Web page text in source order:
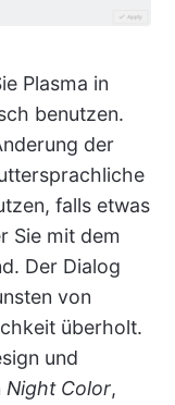
Plasma in
benutzen.
der
falls etwas
Sie mit dem
Der Dialog
von
überholt.
und
Night Color,